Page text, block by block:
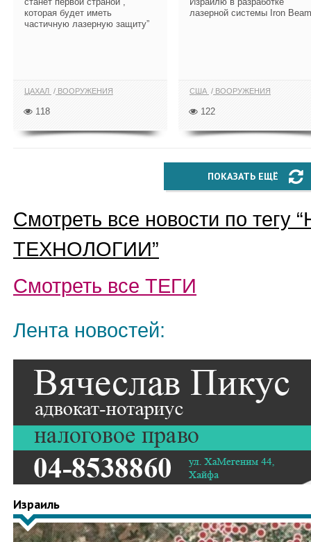
которая будет иметь
частичную лазерную защиту”
ЦАХАЛ ВООРУЖЕНИЯ
118
лазерной системы Iron
США ВООРУЖЕНИЯ
122
ПОКАЗАТЬ ЕЩЁ
Смотреть все новости по тегу “
ТЕХНОЛОГИИ”
Смотреть все ТЕГИ
Лента новостей:
Израиль